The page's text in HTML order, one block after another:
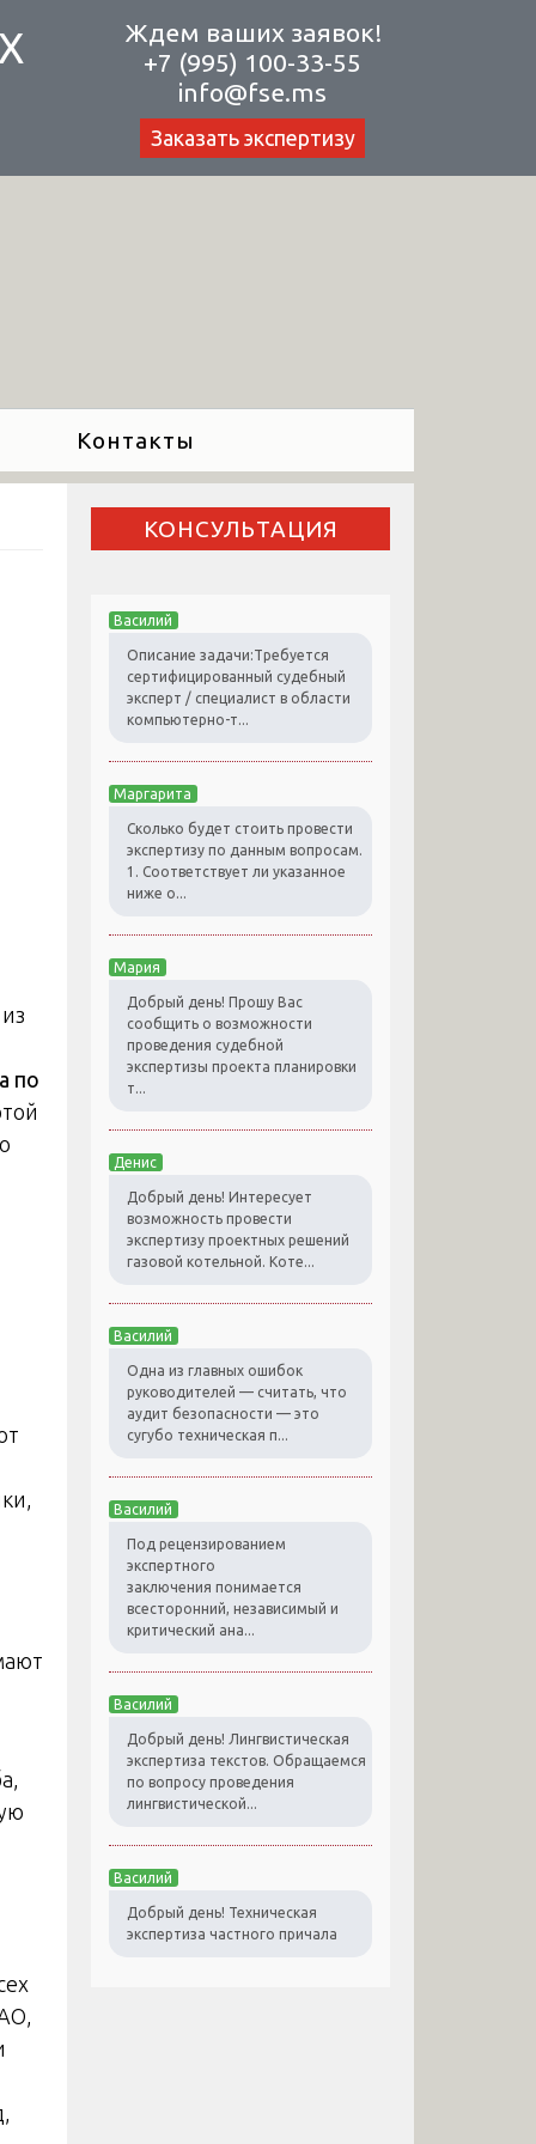
Ждем ваших заявок!
+7 (995) 100-33-55
info@fse.ms
Заказать экспертизу
Контакты
по
КОНСУЛЬТАЦИЯ
Василий
Описание задачи:Требуется
сертифицированный судебный
эксперт / специалист в области
компьютерно-т...
Маргарита
Сколько будет стоить провести
экспертизу по данным вопросам.
1. Соответствует ли указанное
ниже о...
Мария
Добрый день! Прошу Вас
сообщить о возможности
проведения судебной
экспертизы проекта планировки
т...
Денис
Добрый день! Интересует
возможность провести
экспертизу проектных решений
газовой котельной. Коте...
Василий
Одна из главных ошибок
руководителей — считать, что
аудит безопасности — это
сугубо техническая п...
Василий
Под рецензированием
экспертного
заключения понимается
всесторонний, независимый и
критический ана...
Василий
Добрый день! Лингвистическая
экспертиза текстов. Обращаемся
по вопросу проведения
лингвистической...
Василий
Добрый день! Техническая
экспертиза частного причала